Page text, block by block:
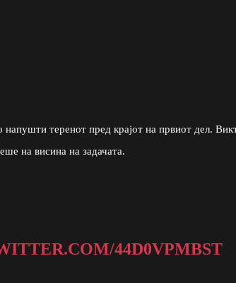
теренот пред крајот на првиот дел.
на висина на задачата.
44D0VPMBST